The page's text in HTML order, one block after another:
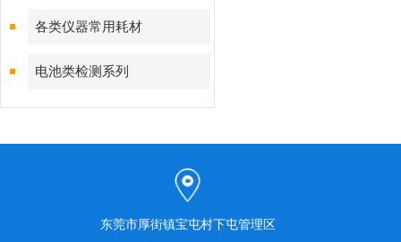
各类仪器常用耗材
电池类检测系列
东莞市厚街镇宝屯村下屯管理区